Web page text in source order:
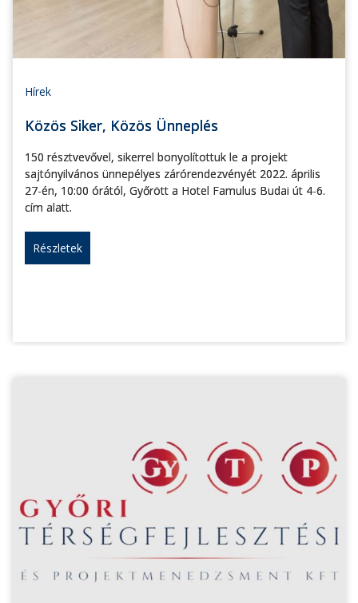
Hírek
Közös Siker, Közös Ünneplés
150 résztvevővel, sikerrel bonyolítottuk le a projekt
sajtónyilvános ünnepélyes zárórendezvényét 2022. április
27-én, 10:00 órától, Győrött a Hotel Famulus Budai út 4-6.
cím alatt.
Részletek